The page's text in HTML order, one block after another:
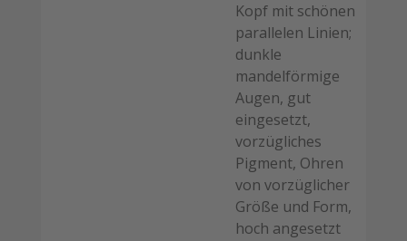
Kopf mit schönen
parallelen Linien;
dunkle
mandelförmige
Augen, gut
eingesetzt,
vorzügliches
Pigment, Ohren
von vorzüglicher
Größe und Form,
hoch angesetzt